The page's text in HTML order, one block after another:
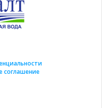
соглашение